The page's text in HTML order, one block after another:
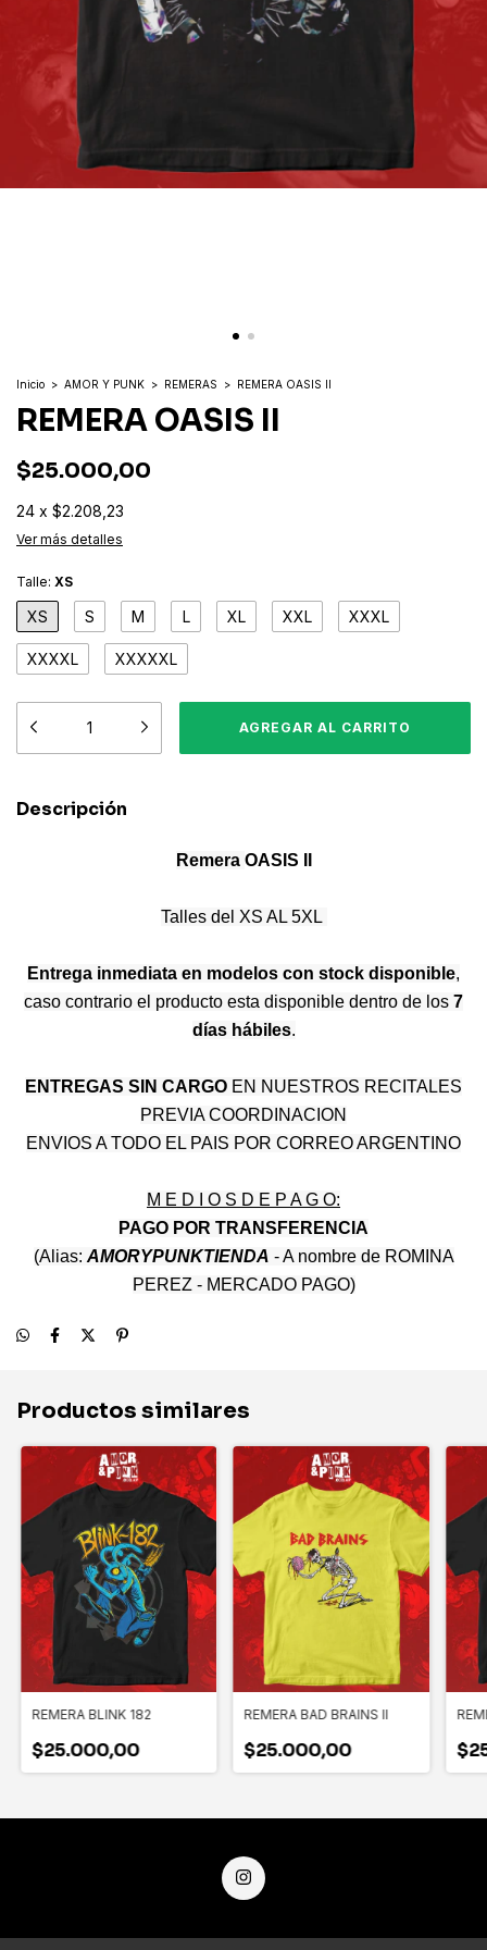
Inicio > AMOR Y PUNK > REMERAS > REMERA OASIS II
REMERA OASIS II
$25.000,00
24 x $2.208,23
Ver más detalles
Talle: XS
XS S M L XL XXL XXXL
XXXXL XXXXXL
Descripción
Remera OASIS II
Talles del XS AL 5XL
Entrega inmediata en modelos con stock disponible,
caso contrario el producto esta disponible dentro de los 7
días hábiles.
ENTREGAS SIN CARGO EN NUESTROS RECITALES
PREVIA COORDINACION
ENVIOS A TODO EL PAIS POR CORREO ARGENTINO
M E D I O S D E P A G O:
PAGO POR TRANSFERENCIA
(Alias: AMORYPUNKTIENDA - A nombre de ROMINA
PEREZ - MERCADO PAGO)
Productos similares
REMERA BLINK 182
$25.000,00
REMERA BAD BRAINS II
$25.000,00